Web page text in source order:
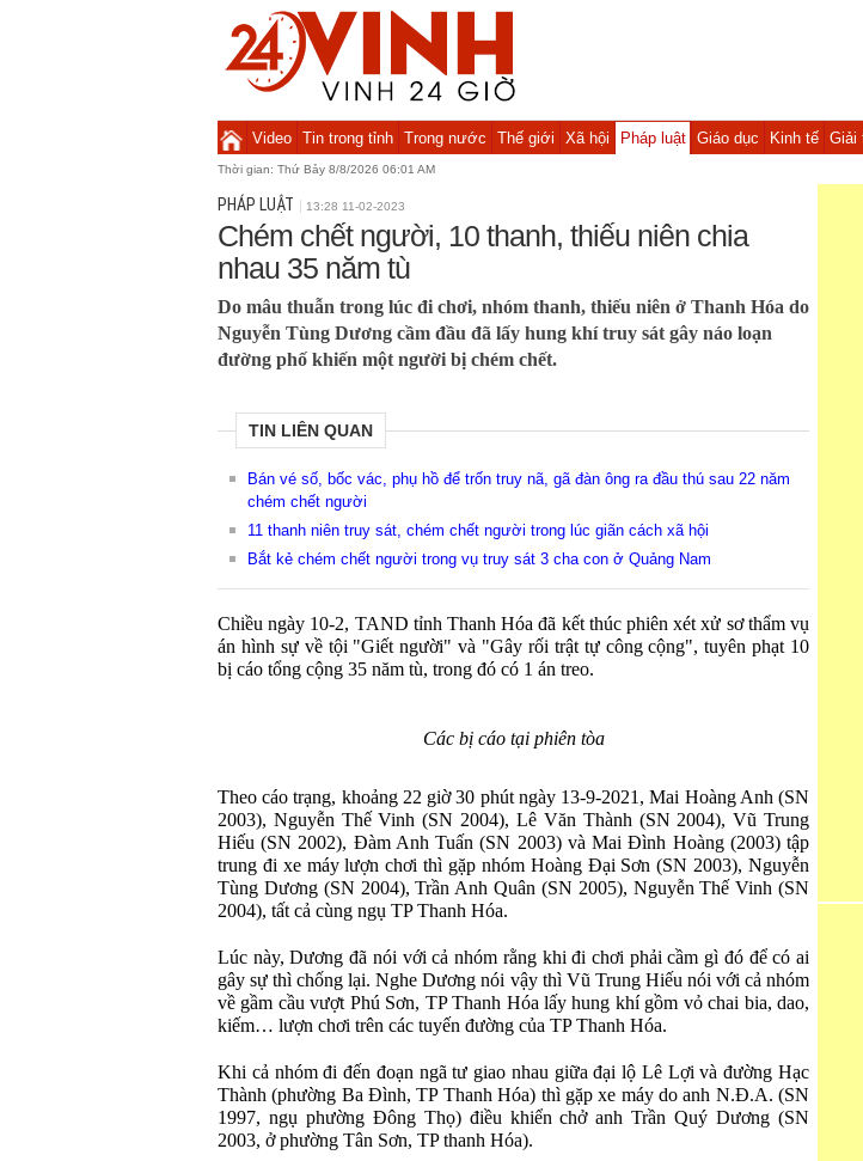
Video Tin trong tỉnh Trong nước Thế giới Xã hội Pháp luật Giáo dục Kinh tế Giải
Thời gian: Thứ Bảy 8/8/2026 06:01 AM
PHÁP LUẬT 13:28 11-02-2023
Chém chết người, 10 thanh, thiếu niên chia
nhau 35 năm tù
Do mâu thuẫn trong lúc đi chơi, nhóm thanh, thiếu niên ở Thanh Hóa do
Nguyễn Tùng Dương cầm đầu đã lấy hung khí truy sát gây náo loạn
đường phố khiến một người bị chém chết.
TIN LIÊN QUAN
Bán vé số, bốc vác, phụ hồ để trốn truy nã, gã đàn ông ra đầu thú sau 22 năm
chém chết người
11 thanh niên truy sát, chém chết người trong lúc giãn cách xã hội
Bắt kẻ chém chết người trong vụ truy sát 3 cha con ở Quảng Nam
Chiều ngày 10-2, TAND tỉnh Thanh Hóa đã kết thúc phiên xét xử sơ thẩm vụ
án hình sự về tội "Giết người" và "Gây rối trật tự công cộng", tuyên phạt 10
bị cáo tổng cộng 35 năm tù, trong đó có 1 án treo.
Các bị cáo tại phiên tòa
Theo cáo trạng, khoảng 22 giờ 30 phút ngày 13-9-2021, Mai Hoàng Anh (SN
2003), Nguyễn Thế Vinh (SN 2004), Lê Văn Thành (SN 2004), Vũ Trung
Hiếu (SN 2002), Đàm Anh Tuấn (SN 2003) và Mai Đình Hoàng (2003) tập
trung đi xe máy lượn chơi thì gặp nhóm Hoàng Đại Sơn (SN 2003), Nguyễn
Tùng Dương (SN 2004), Trần Anh Quân (SN 2005), Nguyễn Thế Vinh (SN
2004), tất cả cùng ngụ TP Thanh Hóa.
Lúc này, Dương đã nói với cả nhóm rằng khi đi chơi phải cầm gì đó để có ai
gây sự thì chống lại. Nghe Dương nói vậy thì Vũ Trung Hiếu nói với cả nhóm
về gầm cầu vượt Phú Sơn, TP Thanh Hóa lấy hung khí gồm vỏ chai bia, dao,
kiếm… lượn chơi trên các tuyến đường của TP Thanh Hóa.
Khi cả nhóm đi đến đoạn ngã tư giao nhau giữa đại lộ Lê Lợi và đường Hạc
Thành (phường Ba Đình, TP Thanh Hóa) thì gặp xe máy do anh N.Đ.A. (SN
1997, ngụ phường Đông Thọ) điều khiển chở anh Trần Quý Dương (SN
2003, ở phường Tân Sơn, TP thanh Hóa).